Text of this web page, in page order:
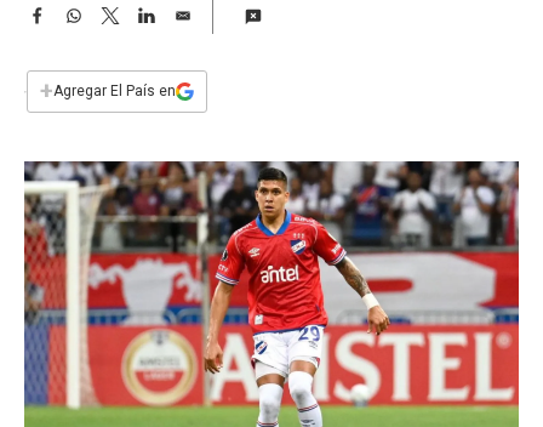
F
e
b
k
W
s
p
T
w
t
L
n
E
i
l
+Agregar El País en